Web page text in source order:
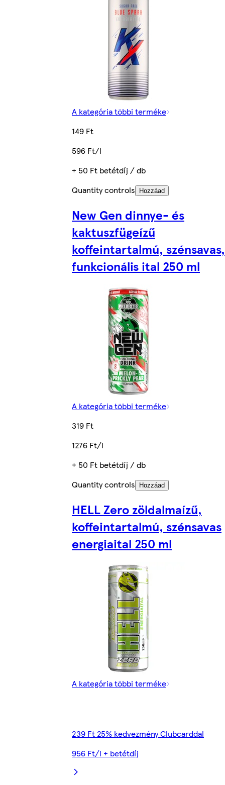
A kategória többi terméke
149 Ft
596 Ft/l
+ 50 Ft betétdíj / db
Quantity controls
Hozzáad
New Gen dinnye- és
kaktuszfügeízű
koffeintartalmú, szénsavas,
funkcionális ital 250 ml
A kategória többi terméke
319 Ft
1276 Ft/l
+ 50 Ft betétdíj / db
Quantity controls
Hozzáad
HELL Zero zöldalmaízű,
koffeintartalmú, szénsavas
energiaital 250 ml
A kategória többi terméke
239 Ft 25% kedvezmény Clubcarddal
956 Ft/l + betétdíj